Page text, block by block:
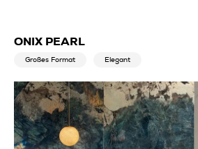
ONIX PEARL
Großes Format Elegant